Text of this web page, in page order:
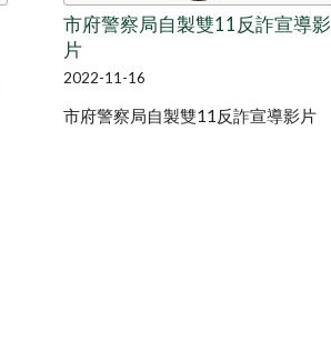
市府警察局自製雙11反詐宣導影
片
2022-11-16
市府警察局自製雙11反詐宣導影片